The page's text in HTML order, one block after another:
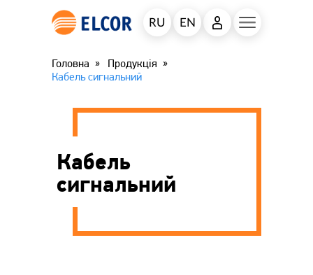
EN
RU
Головна
Продукція
Кабель сигнальний
Кабель
сигнальний